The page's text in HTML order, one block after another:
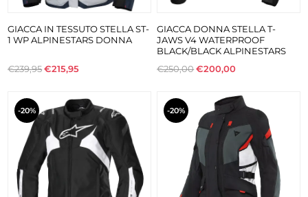
GIACCA IN TESSUTO STELLA ST-
1 WP ALPINESTARS DONNA
€239,95€215,95
GIACCA DONNA STELLA T-
JAWS V4 WATERPROOF
BLACK/BLACK ALPINESTARS
€250,00€200,00
-20% -20%